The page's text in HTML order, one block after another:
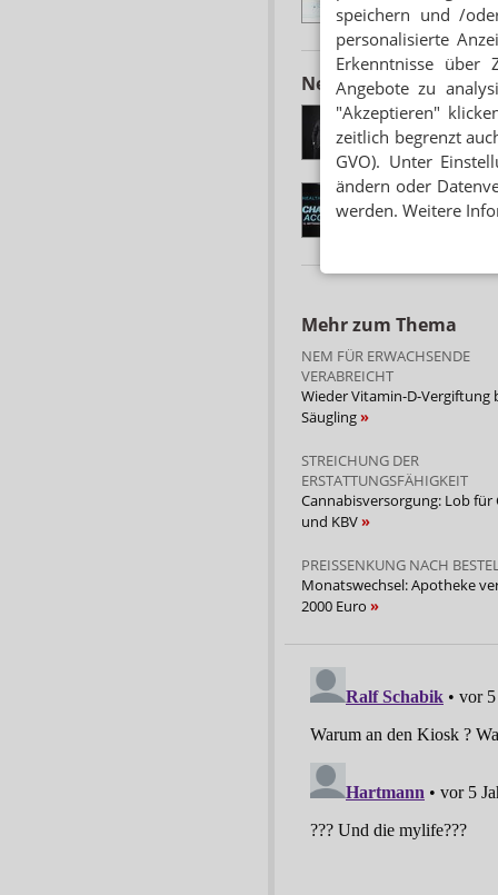
speichern und /
personalisierte
Erkenntnisse über
Angebote zu
"Akzeptieren"
zeitlich begrenzt
GVO). Unter
ändern oder
werden. Weitere
Neuere Artikel zum
CHEFWECHSEL
Neue Position:
ZUKUNFTSPAKT
Burda lädt zum
Mehr zum Thema
NEM FÜR ERWACHSENDE
VERABREICHT
Wieder Vitamin-D-Vergiftung
Säugling
STREICHUNG DER
ERSTATTUNGSFÄHIGKEIT
Cannabisversorgung: Lob für
und KBV
PREISSENKUNG NACH
Monatswechsel: Apotheke
2000 Euro